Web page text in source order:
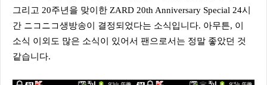
그리고 20주년을 맞이한 ZARD 20th Anniversary Special 24시
간 ニコニコ생방송이 결정되었다는 소식입니다. 아무튼, 이
소식 이외도 많은 소식이 있어서 팬으로서는 정말 좋았던 것
같습니다.